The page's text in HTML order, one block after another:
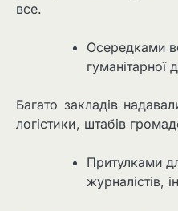
все.
Осередками
гуманітарної
Багато закладів
логістики, штабів
Притулками
журналістів,